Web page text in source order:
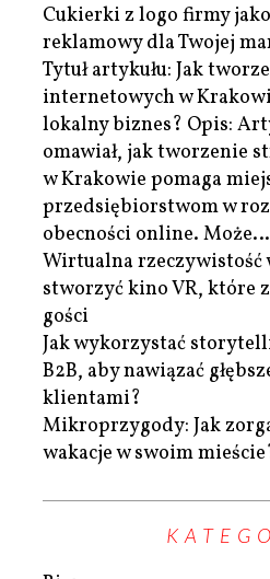
Cukierki z logo firmy
reklamowy dla Twojej
Tytuł artykułu: Jak
internetowych w
lokalny biznes? Opis:
omawiał, jak tworzenie
w Krakowie pomaga
przedsiębiorstwom w
obecności online. Może…
Wirtualna rzeczywistość
stworzyć kino VR, które
gości
Jak wykorzystać
B2B, aby nawiązać
klientami?
Mikroprzygody: Jak
wakacje w swoim